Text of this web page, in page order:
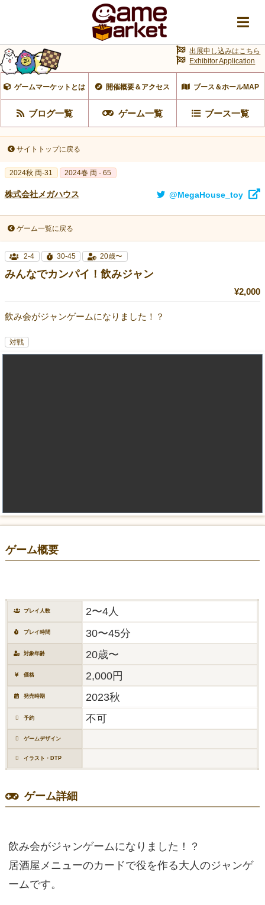
ゲームマーケットとは 開催概要＆アクセス ブース＆ホールMAP
ブログ一覧 ゲーム一覧 ブース一覧
出展申し込みはこちら
Exhibitor Application
サイトトップに戻る
2024秋 両-31 2024春 両 - 65
株式会社メガハウス @MegaHouse_toy
ゲーム一覧に戻る
2-4 30-45 20歳〜
みんなでカンパイ！飲みジャン
¥2,000
飲み会がジャンゲームになりました！？
対戦
ゲーム概要
プレイ人数 2〜4人
プレイ時間 30〜45分
対象年齢 20歳〜
価格 2,000円
発売時期 2023秋
予約 不可
ゲームデザイン
イラスト・DTP
ゲーム詳細
飲み会がジャンゲームになりました！？
居酒屋メニューのカードで役を作る大人のジャンゲ
ームです。